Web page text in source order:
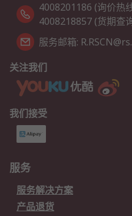
4008201186 (询价热
4008218857 (货期查
服务邮箱:
关注我们
我们接受
服务
服务解决方案
产品退货